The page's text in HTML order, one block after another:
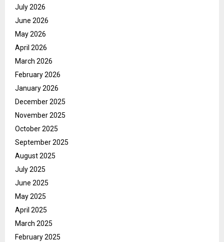
July 2026
June 2026
May 2026
April 2026
March 2026
February 2026
January 2026
December 2025
November 2025
October 2025
September 2025
August 2025
July 2025
June 2025
May 2025
April 2025
March 2025
February 2025